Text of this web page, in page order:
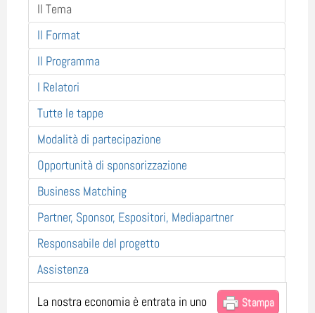
Il Tema
Il Format
Il Programma
I Relatori
Tutte le tappe
Modalità di partecipazione
Opportunità di sponsorizzazione
Business Matching
Partner, Sponsor, Espositori, Mediapartner
Responsabile del progetto
Assistenza
Stampa
La nostra economia è entrata in uno